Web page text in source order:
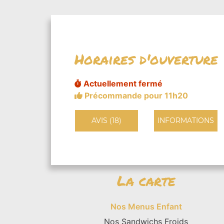
Horaires d'ouverture
Actuellement fermé
Précommande pour 11h20
AVIS (18) INFORMATIONS
La carte
Nos Menus Enfant
Nos Sandwichs Froids